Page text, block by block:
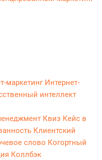
маркетинг Интернет-
интеллект
Квиз Кейс в
Клиентский
слово Когортный
Коллбэк